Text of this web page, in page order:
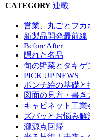
CATEGORY 連載
営業、丸ごとフカ
新製品開発最前線
Before After
隠れた名品
旬の野菜とタキゲ
PICK UP NEWS
ポンチ絵の基礎と
図面の見方・書き
キャビネット工業
ズバッとお悩み解
瀧源点回帰